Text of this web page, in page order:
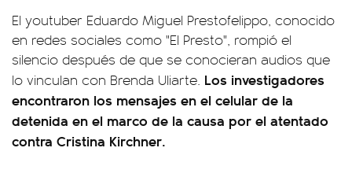
El youtuber Eduardo Miguel Prestofelippo, conocido
en redes sociales como "El Presto", rompió el
silencio después de que se conocieran audios que
lo vinculan con Brenda Uliarte. Los investigadores
encontraron los mensajes en el celular de la
detenida en el marco de la causa por el atentado
contra Cristina Kirchner.